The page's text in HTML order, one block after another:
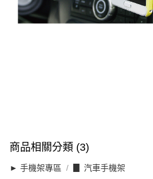
商品相關分類 (3)
► 手機架專區 ▊ 汽車手機架